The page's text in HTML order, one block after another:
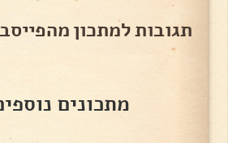
תגובות למתכון
מתכונים